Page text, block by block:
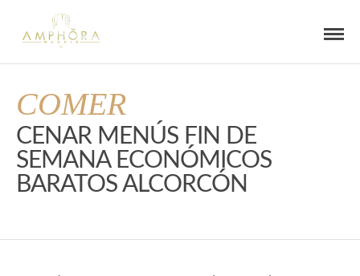
COMER
CENAR MENÚS FIN DE
SEMANA ECONÓMICOS
BARATOS ALCORCÓN